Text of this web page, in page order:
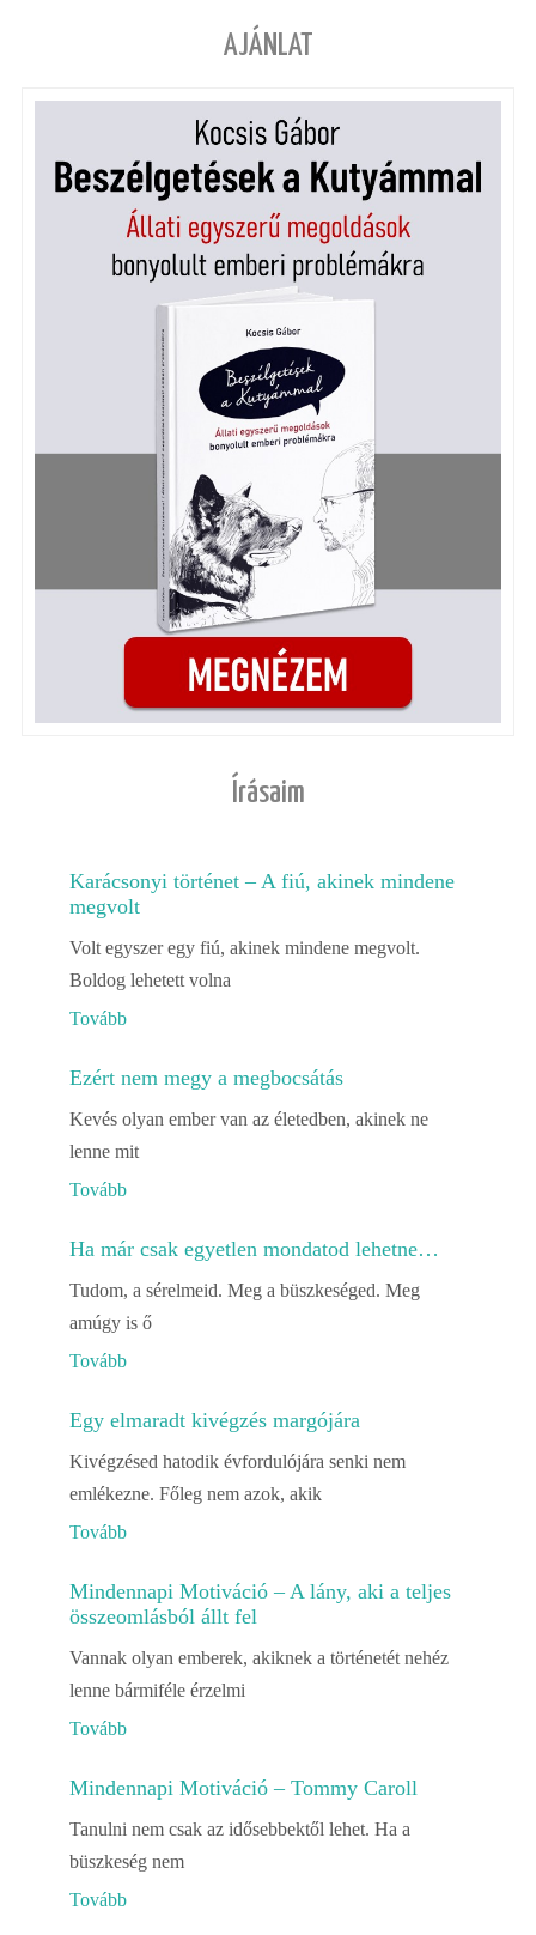
AJÁNLAT
Írásaim
Karácsonyi történet – A fiú, akinek mindene
megvolt
Volt egyszer egy fiú, akinek mindene megvolt.
Boldog lehetett volna
Tovább
Ezért nem megy a megbocsátás
Kevés olyan ember van az életedben, akinek ne
lenne mit
Tovább
Ha már csak egyetlen mondatod lehetne…
Tudom, a sérelmeid. Meg a büszkeséged. Meg
amúgy is ő
Tovább
Egy elmaradt kivégzés margójára
Kivégzésed hatodik évfordulójára senki nem
emlékezne. Főleg nem azok, akik
Tovább
Mindennapi Motiváció – A lány, aki a teljes
összeomlásból állt fel
Vannak olyan emberek, akiknek a történetét nehéz
lenne bármiféle érzelmi
Tovább
Mindennapi Motiváció – Tommy Caroll
Tanulni nem csak az idősebbektől lehet. Ha a
büszkeség nem
Tovább